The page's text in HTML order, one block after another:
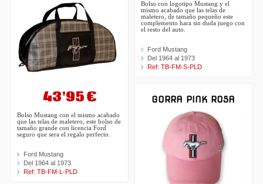
43'95 €
Bolso Mustang con el mismo acabado
que las telas de maletero, este bolso de
tamaño grande con licencia Ford
seguro que sera el regalo perfecto.
Ford Mustang
Del 1964 al 1973
Ref: TB-FM-L-PLD
Bolso con logotipo Mustang y el
mismo acabado que las telas de
maletero, de tamaño pequeño este
complemento hara sin duda juego con
el resto del auto.
Ford Mustang
Del 1964 al 1973
Ref: TB-FM-S-PLD
GORRA PINK ROSA